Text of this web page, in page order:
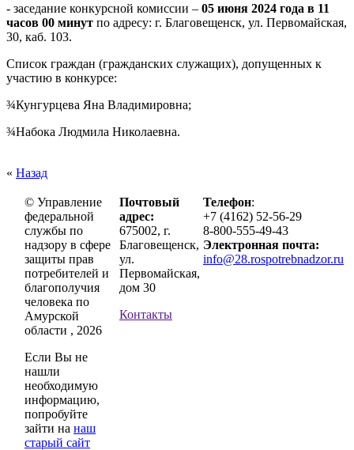
- заседание конкурсной комиссии – 05 июня 2024 года в 11
часов 00 минут по адресу: г. Благовещенск, ул. Первомайская,
30, каб. 103.
Список граждан (гражданских служащих), допущенных к
участию в конкурсе:
¾Кунгурцева Яна Владимировна;
¾Набока Людмила Николаевна.
« Назад
© Управление
федеральной
службы по
надзору в сфере
защиты прав
потребителей и
благополучия
человека по
Амурской
области , 2026
Если Вы не
нашли
необходимую
информацию,
попробуйте
зайти на наш
старый сайт
Почтовый
адрес:
675002, г.
Благовещенск,
ул.
Первомайская,
дом 30
Контакты
Телефон:
+7 (4162) 52-56-29
8-800-555-49-43
Электронная почта:
info@28.rospotrebnadzor.ru